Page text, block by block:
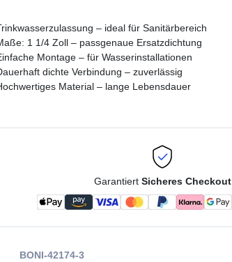
– ideal für Sanitärbereich
1 1/4 Zoll – passgenaue Ersatzdichtung
Montage – für Wasserinstallationen
dichte Verbindung – zuverlässig
Material – lange Lebensdauer
Garantiert Sicheres Checkout
BONI-42174-3